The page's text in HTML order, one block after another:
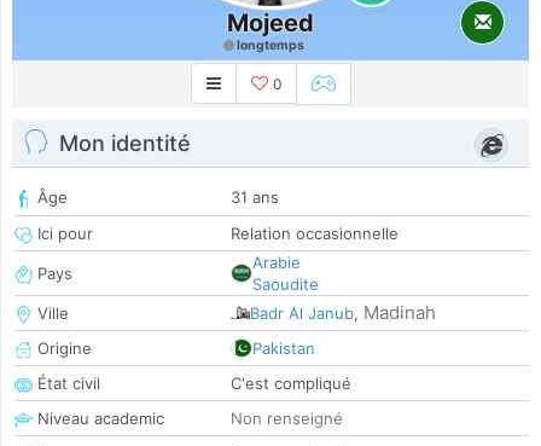
Mojeed
longtemps
0
Mon identité
Âge
31 ans
Ici pour
Relation occasionnelle
Pays
Arabie
Saoudite
Ville
Badr Al Janub, Madinah
Origine
Pakistan
État civil
C'est compliqué
Niveau academic
Non renseigné